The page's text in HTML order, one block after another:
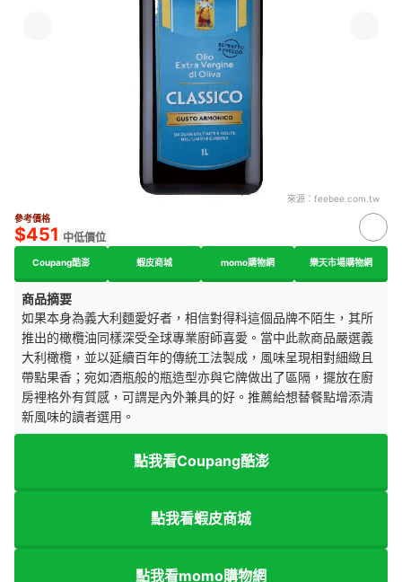
來源： feebee.com.tw
參考價格
$451 中低價位
Coupang酷澎 蝦皮商城 momo購物網 樂天市場購物網
商品摘要
如果本身為義大利麵愛好者，相信對得科這個品牌不陌生，其所
推出的橄欖油同樣深受全球專業廚師喜愛。當中此款商品嚴選義
大利橄欖，並以延續百年的傳統工法製成，風味呈現相對細緻且
帶點果香；宛如酒瓶般的瓶造型亦與它牌做出了區隔，擺放在廚
房裡格外有質感，可謂是內外兼具的好。推薦給想替餐點增添清
新風味的讀者選用。
點我看Coupang酷澎
點我看蝦皮商城
點我看momo購物網